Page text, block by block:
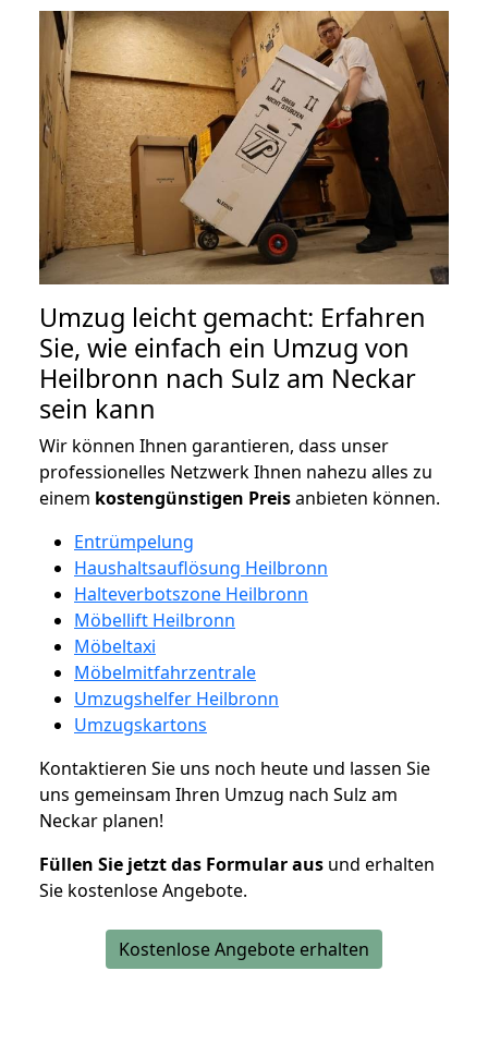
Umzug leicht gemacht: Erfahren
Sie, wie einfach ein Umzug von
Heilbronn nach Sulz am Neckar
sein kann
Wir können Ihnen garantieren, dass unser
professionelles Netzwerk Ihnen nahezu alles zu
einem kostengünstigen Preisanbieten können.
Entrümpelung
Haushaltsauflösung Heilbronn
Halteverbotszone Heilbronn
Möbellift Heilbronn
Möbeltaxi
Möbelmitfahrzentrale
Umzugshelfer Heilbronn
Umzugskartons
Kontaktieren Sie uns noch heute und lassen Sie
uns gemeinsam Ihren Umzug nach Sulz am
Neckar planen!
Füllen Sie jetzt das Formular aus und erhalten
Sie kostenlose Angebote.
Kostenlose Angebote erhalten